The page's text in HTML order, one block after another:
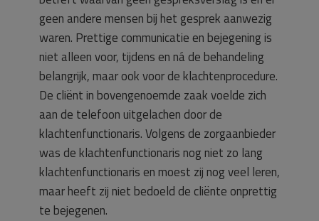
geen andere mensen bij het gesprek aanwezig
waren. Prettige communicatie en bejegening is
niet alleen voor, tijdens en ná de behandeling
belangrijk, maar ook voor de klachtenprocedure.
De cliënt in bovengenoemde zaak voelde zich
aan de telefoon uitgelachen door de
klachtenfunctionaris. Volgens de zorgaanbieder
was de klachtenfunctionaris nog niet zo lang
klachtenfunctionaris en moest zij nog veel leren,
maar heeft zij niet bedoeld de cliënte onprettig
te bejegenen.